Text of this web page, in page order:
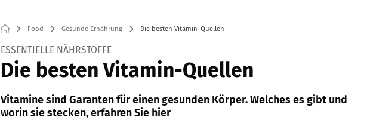
Food Gesunde Ernährung Die besten Vitamin-Quellen
ESSENTIELLE NÄHRSTOFFE
Die besten Vitamin-Quellen
Vitamine sind Garanten für einen gesunden Körper. Welches es gibt und
worin sie stecken, erfahren Sie hier